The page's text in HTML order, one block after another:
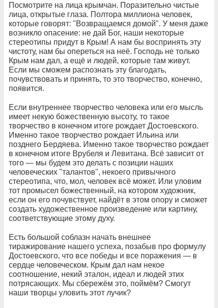
Посмотрите на лица крымчан. Поразительно чистые
лица, открытые глаза. Полтора миллиона человек,
которые говорят: "Возвращаемся домой". У меня даже
возникло опасение: не дай Бог, наши некоторые
стереотипы придут в Крым! А нам бы воспринять эту
чистоту, нам бы опереться на неё. Господь не только
Крым нам дал, а ещё и людей, которые там живут.
Если мы сможем распознать эту благодать,
почувствовать и принять, то это творчество, конечно,
появится.
Если внутреннее творчество человека или его мысль
имеет некую божественную высоту, то такое
творчество в конечном итоге рождает Достоевского.
Именно такое творчество рождает Ильина или
позднего Бердяева. Именно такое творчество рождает
в конечном итоге Врубеля и Левитана. Всё зависит от
того — мы будем это делать с позиции наших
человеческих "талантов", некоего привычного
стереотипа, что, мол, человек всё может. Или уловим
тот промысел божественный, на котором художник,
если он его почувствует, найдёт в этом опору и сможет
создать художественное произведение или картину,
соответствующие этому духу.
Есть большой соблазн начать внешнее
тиражирование нашего успеха, позабыв про формулу
Достоевского, что все победы и все поражения — в
сердце человеческом. Крым дал нам некое
соотношение, некий эталон, идеал и людей этих
потрясающих. Мы сбережём это, поймём? Смогут
наши творцы уловить этот лучик?